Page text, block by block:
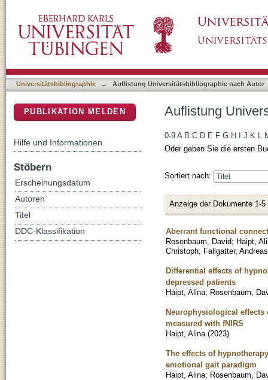
Universitätsbibliographie → Auflistung Universitätsbibliographie nach Autor
Auflistung
0-9 A B C D E F G H J K L
Oder geben Sie die ersten
Sortiert nach:
Anzeige der Dokumente 1-5
Aberrant functional
Rosenbaum, David; Haipt,
Christoph; Fallgatter,
Differential effects of
depressed patients
Haipt, Alina; Rosenbaum,
Neurophysiological
measured with fNIRS
Haipt, Alina (2023)
The effects of
emotional gait paradigm
Haipt, Alina; Rosenbaum,
PUBLIKATION MELDEN
Hilfe und Informationen
Stöbern
Erscheinungsdatum
Autoren
Titel
DDC-Klassifikation